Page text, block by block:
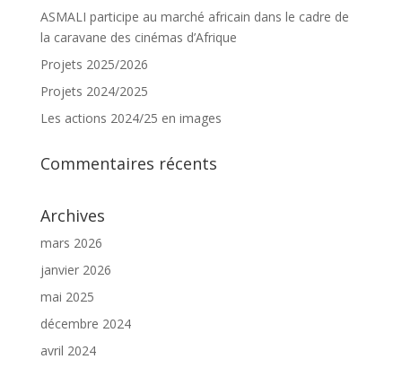
ASMALI participe au marché africain dans le cadre de
la caravane des cinémas d’Afrique
Projets 2025/2026
Projets 2024/2025
Les actions 2024/25 en images
Commentaires récents
Archives
mars 2026
janvier 2026
mai 2025
décembre 2024
avril 2024